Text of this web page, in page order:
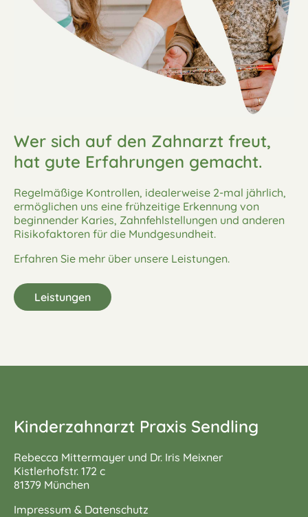
Wer sich auf den Zahnarzt freut,
hat gute Erfahrungen gemacht.
Regelmäßige Kontrollen, idealerweise 2-mal jährlich,
ermöglichen uns eine frühzeitige Erkennung von
beginnender Karies, Zahnfehlstellungen und anderen
Risikofaktoren für die Mundgesundheit.
Erfahren Sie mehr über unsere Leistungen.
Leistungen
Kinderzahnarzt Praxis Sendling
Rebecca Mittermayer und Dr. Iris Meixner
Kistlerhofstr. 172 c
81379 München
Impressum & Datenschutz